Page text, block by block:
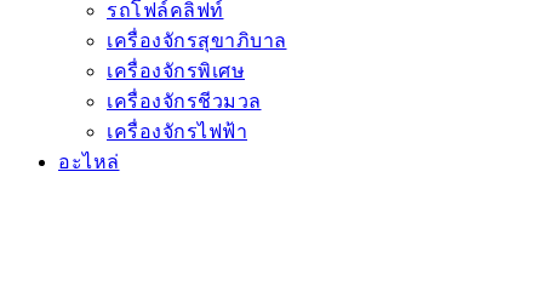
รถโฟล์คลิฟท์
เครื่องจักรสุขาภิบาล
เครื่องจักรพิเศษ
เครื่องจักรชีวมวล
เครื่องจักรไฟฟ้า
อะไหล่